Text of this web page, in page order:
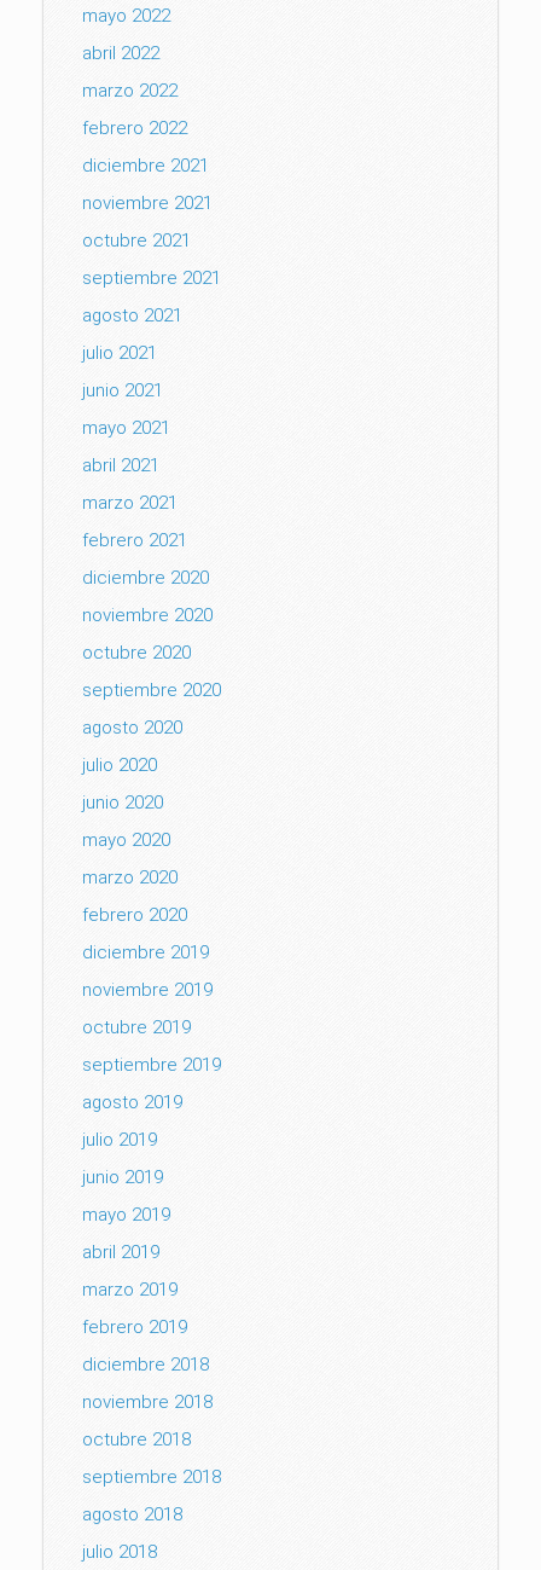
mayo 2022
abril 2022
marzo 2022
febrero 2022
diciembre 2021
noviembre 2021
octubre 2021
septiembre 2021
agosto 2021
julio 2021
junio 2021
mayo 2021
abril 2021
marzo 2021
febrero 2021
diciembre 2020
noviembre 2020
octubre 2020
septiembre 2020
agosto 2020
julio 2020
junio 2020
mayo 2020
marzo 2020
febrero 2020
diciembre 2019
noviembre 2019
octubre 2019
septiembre 2019
agosto 2019
julio 2019
junio 2019
mayo 2019
abril 2019
marzo 2019
febrero 2019
diciembre 2018
noviembre 2018
octubre 2018
septiembre 2018
agosto 2018
julio 2018